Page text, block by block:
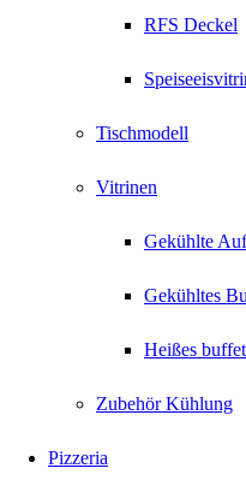
RFS Deckel
Tischmodell
Vitrinen
Gekühlte
Gekühltes
Heißes buffet
Zubehör Kühlung
Pizzeria